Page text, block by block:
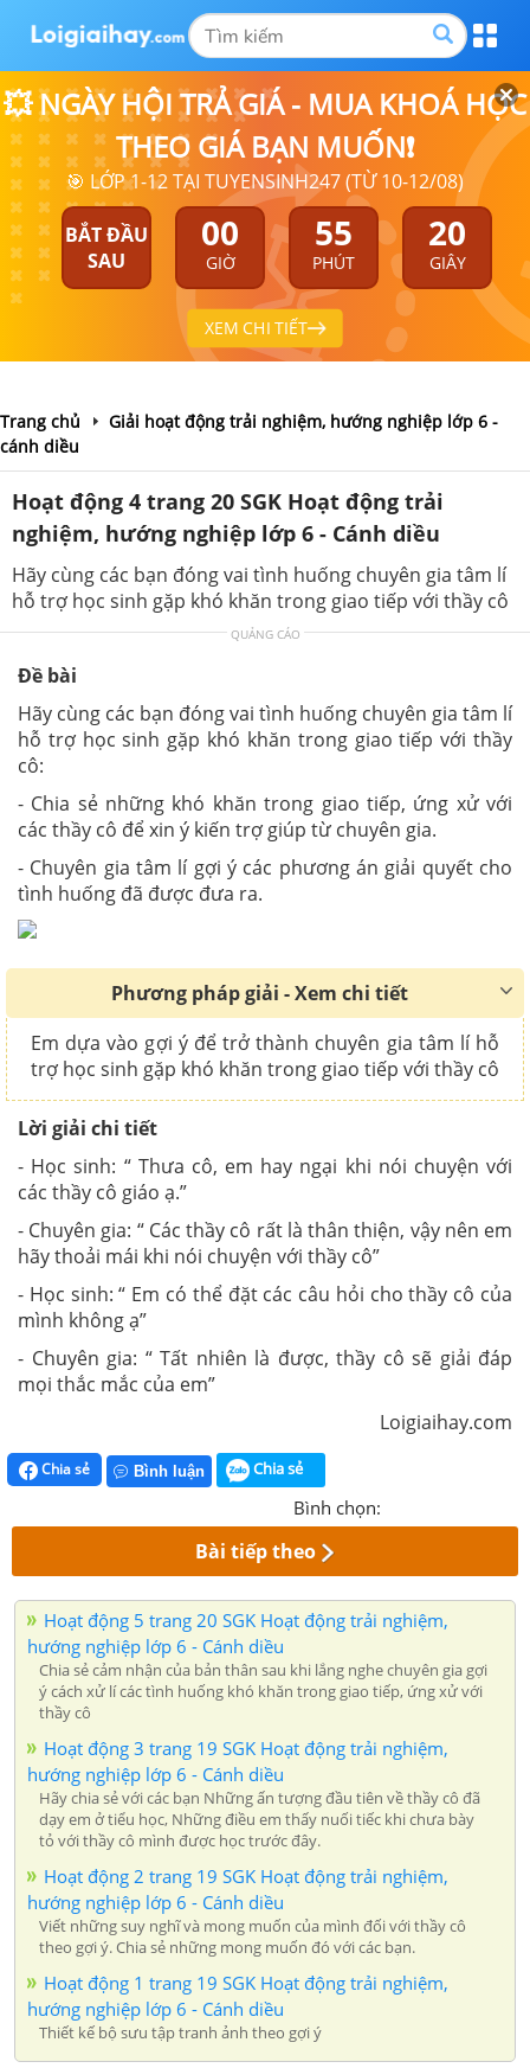
💥 NGÀY HỘI TRẢ GIÁ - MUA KHOÁ HỌC
THEO GIÁ BẠN MUỐN❗
🎯 LỚP 1-12 TẠI TUYENSINH247 (TỪ 10-12/08)
BẮT ĐẦU
SAU
00
GIỜ
55
PHÚT
20
GIÂY
XEM CHI TIẾT
Trang chủ
Giải hoạt động trải nghiệm, hướng nghiệp lớp 6 -
cánh diều
Hoạt động 4 trang 20 SGK Hoạt động trải
nghiệm, hướng nghiệp lớp 6 - Cánh diều
Hãy cùng các bạn đóng vai tình huống chuyên gia tâm lí
hỗ trợ học sinh gặp khó khăn trong giao tiếp với thầy cô
QUẢNG CÁO
Đề bài
Hãy cùng các bạn đóng vai tình huống chuyên gia tâm lí
hỗ trợ học sinh gặp khó khăn trong giao tiếp với thầy
cô:
- Chia sẻ những khó khăn trong giao tiếp, ứng xử với
các thầy cô để xin ý kiến trợ giúp từ chuyên gia.
- Chuyên gia tâm lí gợi ý các phương án giải quyết cho
tình huống đã được đưa ra.
Phương pháp giải - Xem chi tiết
Em dựa vào gợi ý để trở thành chuyên gia tâm lí hỗ
trợ học sinh gặp khó khăn trong giao tiếp với thầy cô
Lời giải chi tiết
- Học sinh: “ Thưa cô, em hay ngại khi nói chuyện với
các thầy cô giáo ạ.”
- Chuyên gia: “ Các thầy cô rất là thân thiện, vậy nên em
hãy thoải mái khi nói chuyện với thầy cô”
- Học sinh: “ Em có thể đặt các câu hỏi cho thầy cô của
mình không ạ”
- Chuyên gia: “ Tất nhiên là được, thầy cô sẽ giải đáp
mọi thắc mắc của em”
Loigiaihay.com
Chia sẻ Bình luận Chia sẻ
Bình chọn:
Bài tiếp theo
Hoạt động 5 trang 20 SGK Hoạt động trải nghiệm,
hướng nghiệp lớp 6 - Cánh diều
Chia sẻ cảm nhận của bản thân sau khi lắng nghe chuyên gia gợi
ý cách xử lí các tình huống khó khăn trong giao tiếp, ứng xử với
thầy cô
Hoạt động 3 trang 19 SGK Hoạt động trải nghiệm,
hướng nghiệp lớp 6 - Cánh diều
Hãy chia sẻ với các bạn Những ấn tượng đầu tiên về thầy cô đã
dạy em ở tiểu học, Những điều em thấy nuối tiếc khi chưa bày
tỏ với thầy cô mình được học trước đây.
Hoạt động 2 trang 19 SGK Hoạt động trải nghiệm,
hướng nghiệp lớp 6 - Cánh diều
Viết những suy nghĩ và mong muốn của mình đối với thầy cô
theo gợi ý. Chia sẻ những mong muốn đó với các bạn.
Hoạt động 1 trang 19 SGK Hoạt động trải nghiệm,
hướng nghiệp lớp 6 - Cánh diều
Thiết kế bộ sưu tập tranh ảnh theo gợi ý